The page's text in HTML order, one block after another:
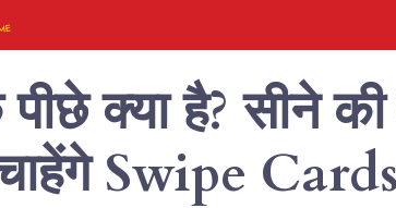
क्या है? सीने
Swipe Cards